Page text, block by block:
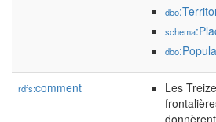
dbo
schema
dbo
rdfs:comment
Les